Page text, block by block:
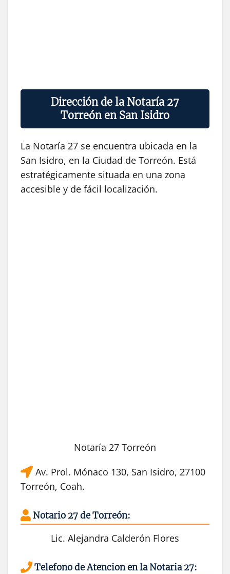
Dirección de la Notaría 27
Torreón en San Isidro
La Notaría 27 se encuentra ubicada en la
San Isidro, en la Ciudad de Torreón. Está
estratégicamente situada en una zona
accesible y de fácil localización.
Notaría 27 Torreón
Av. Prol. Mónaco 130, San Isidro, 27100
Torreón, Coah.
Notario 27 de Torreón:
Lic. Alejandra Calderón Flores
Telefono de Atencion en la Notaria 27: